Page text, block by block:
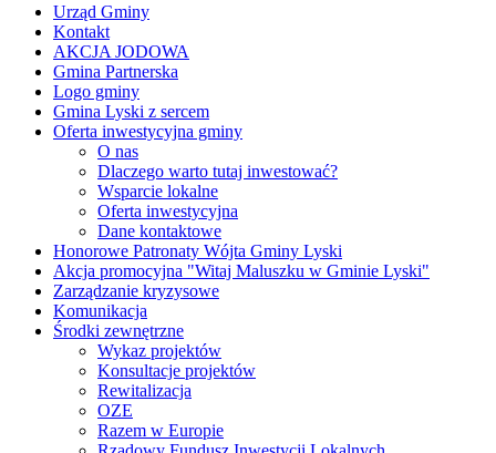
Urząd Gminy
Kontakt
AKCJA JODOWA
Gmina Partnerska
Logo gminy
Gmina Lyski z sercem
Oferta inwestycyjna gminy
O nas
Dlaczego warto tutaj inwestować?
Wsparcie lokalne
Oferta inwestycyjna
Dane kontaktowe
Honorowe Patronaty Wójta Gminy Lyski
Akcja promocyjna "Witaj Maluszku w Gminie Lyski"
Zarządzanie kryzysowe
Komunikacja
Środki zewnętrzne
Wykaz projektów
Konsultacje projektów
Rewitalizacja
OZE
Razem w Europie